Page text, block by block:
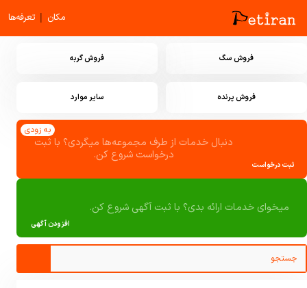
مکان | تعرفه‌ها
فروش سگ فروش گربه
فروش پرنده سایر موارد
ثبت درخواست
دنبال خدمات از طرف مجموعه‌ها میگردی؟ با ثبت
درخواست شروع کن.
به زودی
افزودن آگهی
میخوای خدمات ارائه بدی؟ با ثبت آگهی شروع کن.